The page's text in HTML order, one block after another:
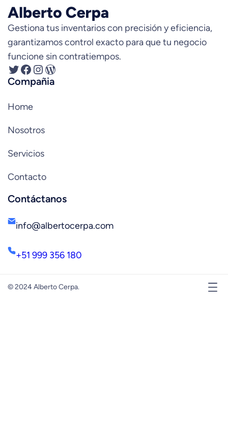
Gestiona tus inventarios con precisión y eficiencia,
garantizamos control exacto para que tu negocio
funcione sin contratiempos.
Twitter Facebook InstagramWordPress
Compañia
Home
Nosotros
Servicios
Contacto
Contáctanos
info@albertocerpa.com
+51 999 356 180
© 2024 Alberto Cerpa.